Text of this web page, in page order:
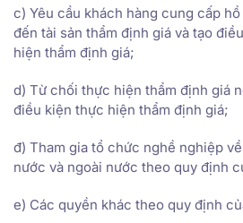
c) Yêu cầu khách hàng cung cấp
đến tài sản thẩm định giá và tạo
hiện thẩm định giá;
d) Từ chối thực hiện thẩm định giá
điều kiện thực hiện thẩm định giá;
đ) Tham gia tổ chức nghề nghiệp
nước và ngoài nước theo quy định
e) Các quyền khác theo quy định